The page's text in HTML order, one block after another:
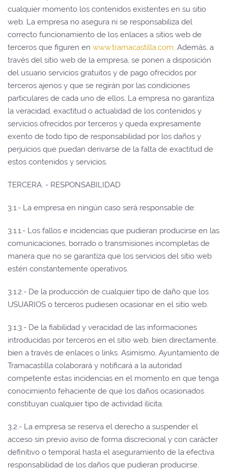
cualquier momento los contenidos existentes en su sitio
web. La empresa no asegura ni se responsabiliza del
correcto funcionamiento de los enlaces a sitios web de
terceros que figuren en www.tramacastilla.com. Además, a
través del sitio web de la empresa, se ponen a disposición
del usuario servicios gratuitos y de pago ofrecidos por
terceros ajenos y que se regirán por las condiciones
particulares de cada uno de ellos. La empresa no garantiza
la veracidad, exactitud o actualidad de los contenidos y
servicios ofrecidos por terceros y queda expresamente
exento de todo tipo de responsabilidad por los daños y
perjuicios que puedan derivarse de la falta de exactitud de
estos contenidos y servicios.
TERCERA. - RESPONSABILIDAD
3.1.- La empresa en ningún caso será responsable de:
3.1.1.- Los fallos e incidencias que pudieran producirse en las
comunicaciones, borrado o transmisiones incompletas de
manera que no se garantiza que los servicios del sitio web
estén constantemente operativos.
3.1.2.- De la producción de cualquier tipo de daño que los
USUARIOS o terceros pudiesen ocasionar en el sitio web.
3.1.3.- De la fiabilidad y veracidad de las informaciones
introducidas por terceros en el sitio web, bien directamente,
bien a través de enlaces o links. Asimismo, Ayuntamiento de
Tramacastilla colaborará y notificará a la autoridad
competente estas incidencias en el momento en que tenga
conocimiento fehaciente de que los daños ocasionados
constituyan cualquier tipo de actividad ilícita.
3.2.- La empresa se reserva el derecho a suspender el
acceso sin previo aviso de forma discrecional y con carácter
definitivo o temporal hasta el aseguramiento de la efectiva
responsabilidad de los daños que pudieran producirse.